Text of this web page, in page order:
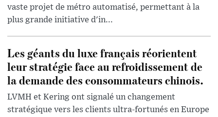
vaste projet de métro automatisé, permettant à la
plus grande initiative d'in...
Les géants du luxe français réorientent
leur stratégie face au refroidissement de
la demande des consommateurs chinois.
LVMH et Kering ont signalé un changement
stratégique vers les clients ultra-fortunés en Europe